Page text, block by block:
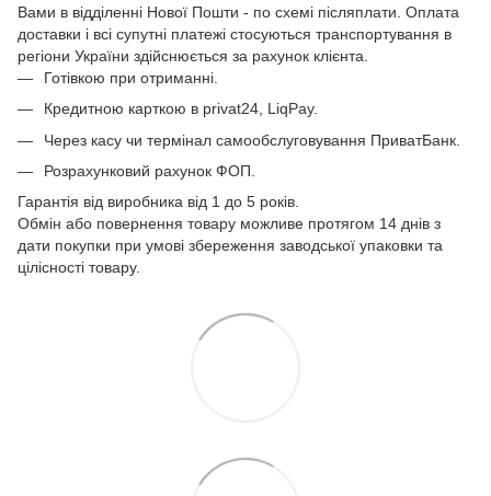
Вами в відділенні Нової Пошти - по схемі післяплати. Оплата
доставки і всі супутні платежі стосуються транспортування в
регіони України здійснюється за рахунок клієнта.
Готівкою при отриманні.
Кредитною карткою в privat24, LiqPay.
Через касу чи термінал самообслуговування ПриватБанк.
Розрахунковий рахунок ФОП.
Гарантія від виробника від 1 до 5 років.
Обмін або повернення товару можливе протягом 14 днів з
дати покупки при умові збереження заводської упаковки та
цілісності товару.